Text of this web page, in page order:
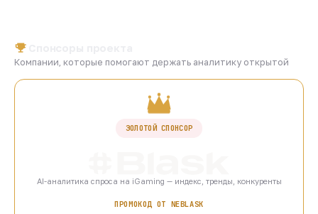
Компании, которые помогают держать аналитику открытой
ЗОЛОТОЙ СПОНСОР
AI-аналитика спроса на iGaming — индекс, тренды, конкуренты
ПРОМОКОД ОТ NEBLASK